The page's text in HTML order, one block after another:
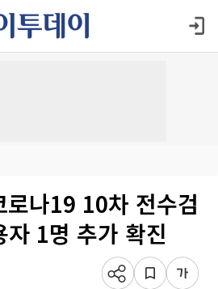
로나19 10차 전수검
1명 추가 확진